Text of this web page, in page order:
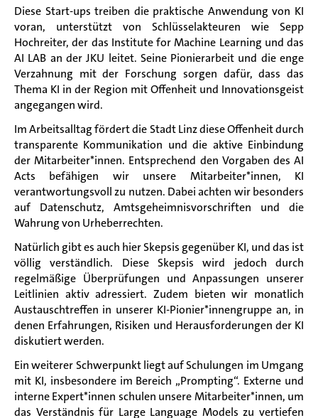
Diese Start-ups treiben die praktische Anwendung von KI
voran, unterstützt von Schlüsselakteuren wie Sepp
Hochreiter, der das Institute for Machine Learning und das
AI LAB an der JKU leitet. Seine Pionierarbeit und die enge
Verzahnung mit der Forschung sorgen dafür, dass das
Thema KI in der Region mit Offenheit und Innovationsgeist
angegangen wird.
Im Arbeitsalltag fördert die Stadt Linz diese Offenheit durch
transparente Kommunikation und die aktive Einbindung
der Mitarbeiter*innen. Entsprechend den Vorgaben des AI
Acts befähigen wir unsere Mitarbeiter*innen, KI
verantwortungsvoll zu nutzen. Dabei achten wir besonders
auf Datenschutz, Amtsgeheimnisvorschriften und die
Wahrung von Urheberrechten.
Natürlich gibt es auch hier Skepsis gegenüber KI, und das ist
völlig verständlich. Diese Skepsis wird jedoch durch
regelmäßige Überprüfungen und Anpassungen unserer
Leitlinien aktiv adressiert. Zudem bieten wir monatlich
Austauschtreffen in unserer KI-Pionier*innengruppe an, in
denen Erfahrungen, Risiken und Herausforderungen der KI
diskutiert werden.
Ein weiterer Schwerpunkt liegt auf Schulungen im Umgang
mit KI, insbesondere im Bereich „Prompting“. Externe und
interne Expert*innen schulen unsere Mitarbeiter*innen, um
das Verständnis für Large Language Models zu vertiefen